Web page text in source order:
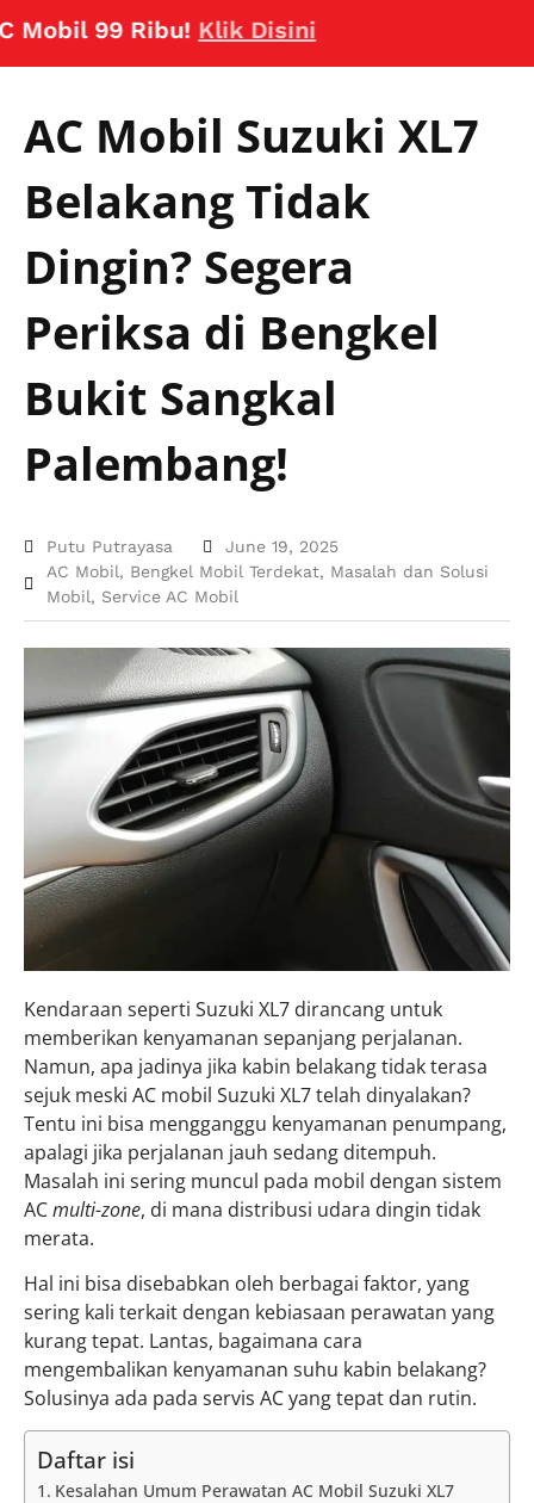
99 Ribu!Klik Disini
AC Mobil Suzuki XL7
Belakang Tidak
Dingin? Segera
Periksa di Bengkel
Bukit Sangkal
Palembang!
Putu Putrayasa
June 19, 2025
AC Mobil, Bengkel Mobil Terdekat, Masalah dan Solusi
Mobil, Service AC Mobil
Kendaraan seperti Suzuki XL7 dirancang untuk
memberikan kenyamanan sepanjang perjalanan.
Namun, apa jadinya jika kabin belakang tidak terasa
sejuk meski AC mobil Suzuki XL7 telah dinyalakan?
Tentu ini bisa mengganggu kenyamanan penumpang,
apalagi jika perjalanan jauh sedang ditempuh.
Masalah ini sering muncul pada mobil dengan sistem
ACmulti-zone, di mana distribusi udara dingin tidak
merata.
Hal ini bisa disebabkan oleh berbagai faktor, yang
sering kali terkait dengan kebiasaan perawatan yang
kurang tepat. Lantas, bagaimana cara
mengembalikan kenyamanan suhu kabin belakang?
Solusinya ada pada servis AC yang tepat dan rutin.
Daftar isi
Kesalahan Umum Perawatan AC Mobil Suzuki XL7